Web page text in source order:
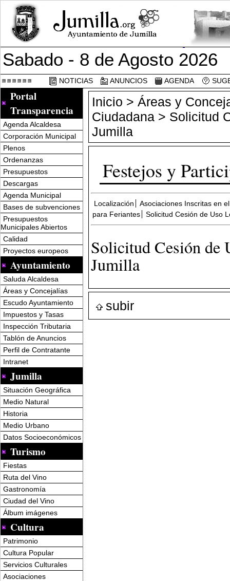
Sabado - 8 de Agosto 2026
NOTICIAS ANUNCIOS AGENDA
Portal
Transparencia
Agenda Alcaldesa
Corporación Municipal
Plenos
Ordenanzas
Presupuestos
Descargas
Agenda Municipal
Bases de subvenciones
Presupuestos
Municipales Abiertos
Calidad
Proyectos europeos
Ayuntamiento
Saluda Alcaldesa
Áreas y Concejalías
Escudo Ayuntamiento
Impuestos y Tasas
Inspección Tributaria
Tablón de Anuncios
Perfil de Contratante
Intranet
Jumilla
Situación Geográfica
Medio Natural
Historia
Medio Urbano
Datos Socioeconómicos
Turismo
Fiestas
Ruta del Vino
Gastronomía
Ciudad del Vino
Álbum imágenes
Cultura
Patrimonio
Cultura Popular
Servicios Culturales
Asociaciones
Inicio > Áreas y
Ciudadana> Solicitud
Jumilla
Festejos y
Localización
Asociaciones Inscritas en
para Feriantes
Solicitud Cesión de Uso
Solicitud Cesión de
Jumilla
subir